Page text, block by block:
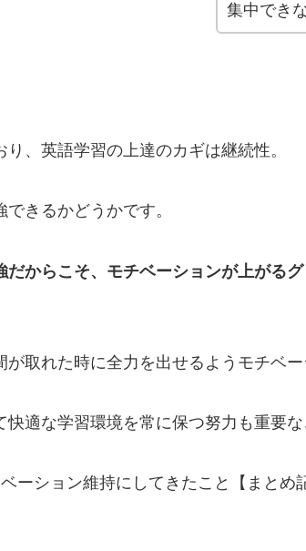
集中でき
り、英語学習の上達のカギは継続性。
きるかどうかです。
だからこそ、モチベーションが上がる
が取れた時に全力を出せるようモチベー
快適な学習環境を常に保つ努力も重要な
ーション維持にしてきたこと【まとめ